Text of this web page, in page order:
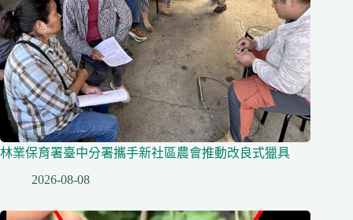
林業保育署臺中分署攜手新社區農會推動改良式獵具
2026-08-08